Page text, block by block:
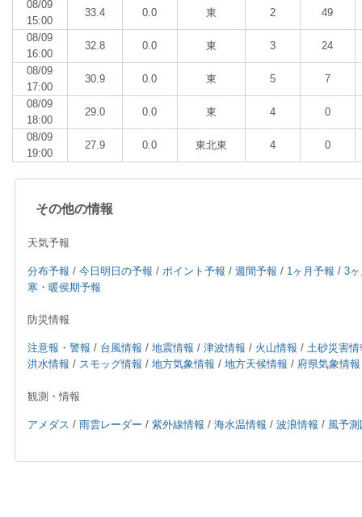
08/09
15:00
33.4 0.0 東 2 49
08/09
16:00
32.8 0.0 東 3 24
08/09
17:00
30.9 0.0 東 5 7
08/09
18:00
29.0 0.0 東 4 0
08/09
19:00
27.9 0.0 東北東 4 0
その他の情報
天気予報
分布予報 / 今日明日の予報 / ポイント予報 / 週間予報 / 1ヶ月予報 / 3
寒・暖侯期予報
防災情報
注意報・警報 / 台風情報 / 地震情報 / 津波情報 / 火山情報 / 土砂災害情
洪水情報 / スモッグ情報 / 地方気象情報 / 地方天候情報 / 府県気象情報
観測・情報
アメダス / 雨雲レーダー / 紫外線情報 / 海水温情報 / 波浪情報 / 風予測